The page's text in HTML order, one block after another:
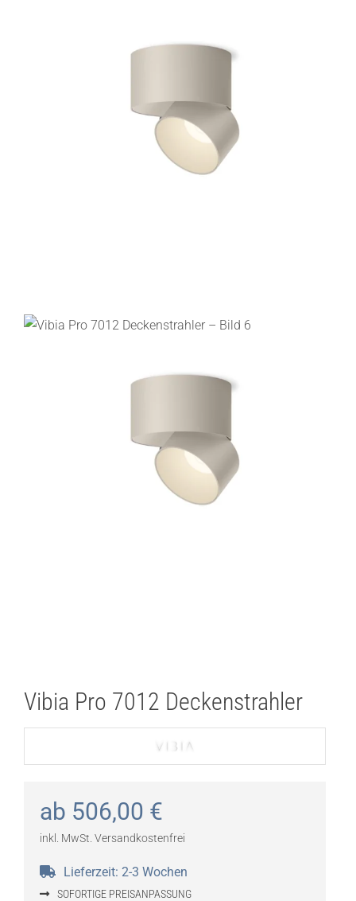
Vibia Pro 7012 Deckenstrahler
ab 506,00 €
inkl. MwSt. Versandkostenfrei
Lieferzeit: 2-3 Wochen
SOFORTIGE PREISANPASSUNG